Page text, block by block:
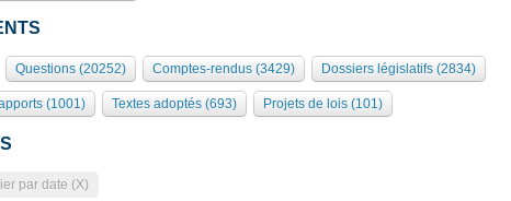
Questions (20252) Comptes-rendus (3429) Dossiers législatifs (2834)
(1001) Textes adoptés (693) Projets de lois (101)
par date (X)